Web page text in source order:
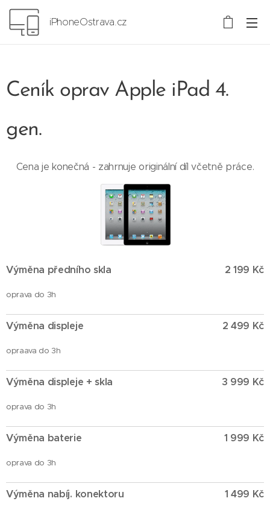
iPhoneOstrava.cz
Ceník oprav Apple iPad 4.
gen.
Cena je konečná - zahrnuje originální díl včetně práce.
Výměna předního skla
oprava do 3h
2 199 Kč
Výměna displeje
opraava do 3h
2 499 Kč
Výměna displeje + skla
oprava do 3h
3 999 Kč
Výměna baterie
oprava do 3h
1 999 Kč
Výměna nabíj. konektoru 1 499 Kč